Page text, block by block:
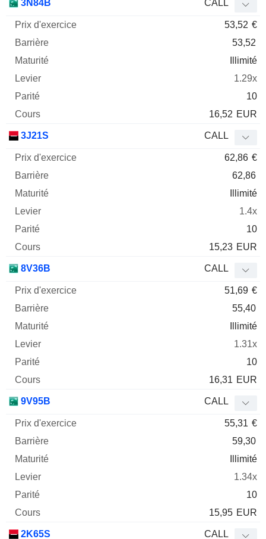
3N84B CALL
53,52 €
53,52
Illimité
1.29x
10
16,52 EUR
3J21S CALL
62,86 €
62,86
Illimité
1.4x
10
15,23 EUR
8V36B CALL
51,69 €
55,40
Illimité
1.31x
10
16,31 EUR
9V95B CALL
55,31 €
59,30
Illimité
1.34x
10
15,95 EUR
2K65S CALL